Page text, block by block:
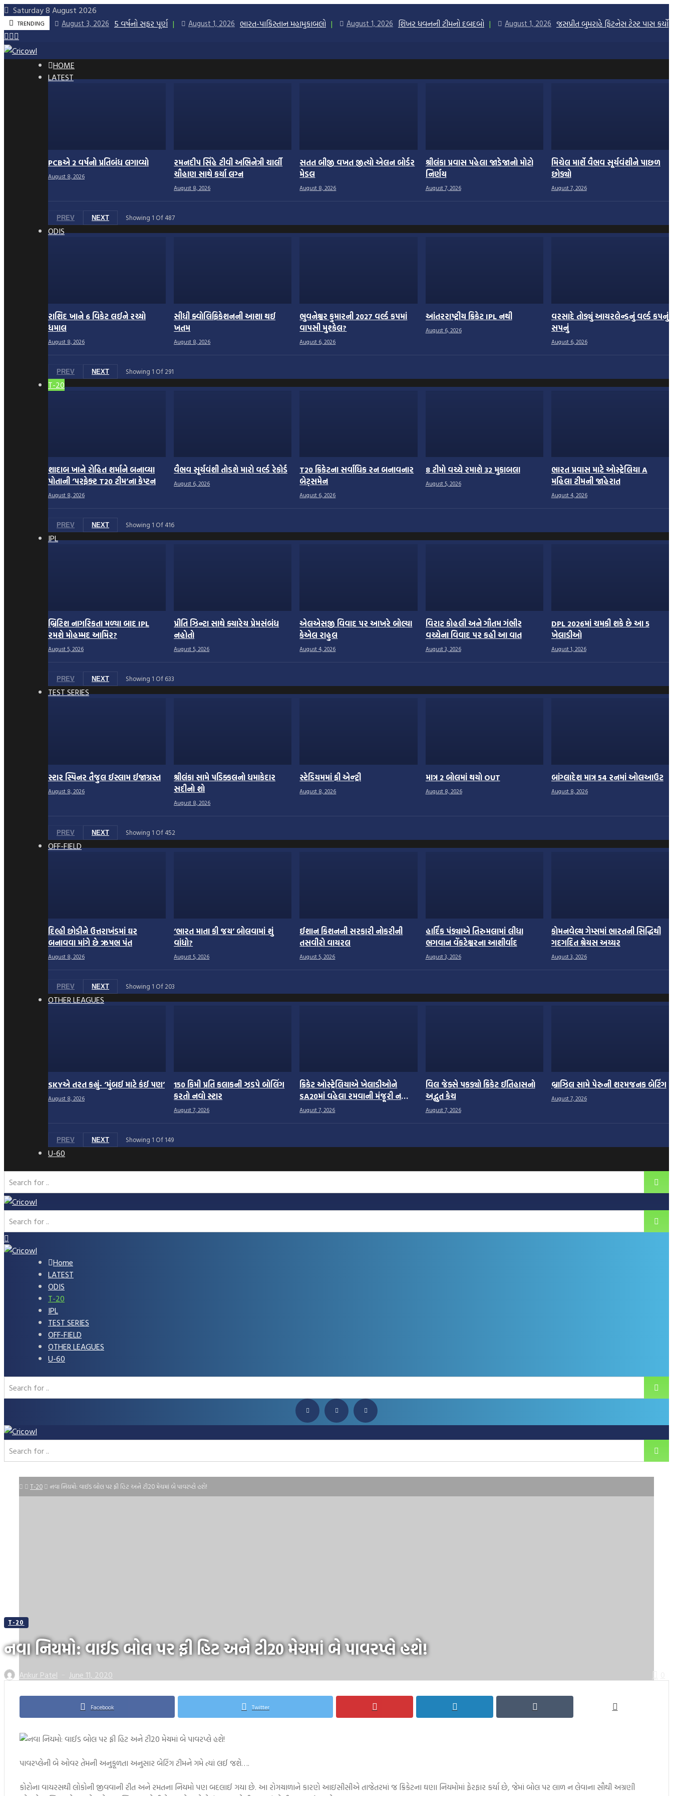
Skip
to
content
Saturday 8 August 2026
TRENDING August 3, 2026 5 વર્ષનો સફર પૂર્ણ August 1, 2026 ભારત-પાકિસ્તાન મહામુકાબલો August 1, 2026 શિખર ધવનની ટીમનો દબદબો August 1, 2026 જસપ્રીત બુમરાહે ફિટનેસ ટેસ્ટ પાસ કર્યો
HOME
LATEST
PCBએ 2 વર્ષનો પ્રતિબંધ લગાવ્યો
August 8, 2026
રમનદીપ સિંહે ટીવી અભિનેત્રી ચાર્લી
ચૌહાણ સાથે કર્યા લગ્ન
August 8, 2026
સતત બીજી વખત જીત્યો એલન બોર્ડર
મેડલ
August 8, 2026
શ્રીલંકા પ્રવાસ પહેલા જાડેજાનો મોટો
નિર્ણય
August 7, 2026
મિચેલ માર્શે વૈભવ સૂર્યવંશીને પાછળ
છોડ્યો
August 7, 2026
PREV NEXT Showing 1 Of 487
ODIS
રાશિદ ખાને 6 વિકેટ લઈને રચ્યો
ધમાલ
August 8, 2026
સીધી ક્વોલિફિકેશનની આશા થઈ
ખતમ
August 8, 2026
ભુવનેશ્વર કુમારની 2027 વર્લ્ડ કપમાં
વાપસી મુશ્કેલ?
August 6, 2026
આંતરરાષ્ટ્રીય ક્રિકેટ IPL નથી
August 6, 2026
વરસાદે તોડ્યું આયરલેન્ડનું વર્લ્ડ કપનું
સપનું
August 6, 2026
PREV NEXT Showing 1 Of 291
T-20
શાદાબ ખાને રોહિત શર્માને બનાવ્યા
પોતાની ‘પરફેક્ટ T20 ટીમ’ના કેપ્ટન
August 8, 2026
વૈભવ સૂર્યવંશી તોડશે મારો વર્લ્ડ રેકોર્ડ
August 6, 2026
T20 ક્રિકેટના સર્વાધિક રન બનાવનાર
બેટ્સમેન
August 6, 2026
8 ટીમો વચ્ચે રમાશે 32 મુકાબલા
August 5, 2026
ભારત પ્રવાસ માટે ઓસ્ટ્રેલિયા A
મહિલા ટીમની જાહેરાત
August 4, 2026
PREV NEXT Showing 1 Of 416
IPL
બ્રિટિશ નાગરિકતા મળ્યા બાદ IPL
રમશે મોહમ્મદ આમિર?
August 5, 2026
પ્રીતિ ઝિન્ટા સાથે ક્યારેય પ્રેમસંબંધ
નહોતો
August 5, 2026
એલએસજી વિવાદ પર આખરે બોલ્યા
કેએલ રાહુલ
August 4, 2026
વિરાટ કોહલી અને ગૌતમ ગંભીર
વચ્ચેના વિવાદ પર કહી આ વાત
August 3, 2026
DPL 2026માં ચમકી શકે છે આ 5
ખેલાડીઓ
August 1, 2026
PREV NEXT Showing 1 Of 633
TEST SERIES
સ્ટાર સ્પિનર તૈજુલ ઈસ્લામ ઈજાગ્રસ્ત
August 8, 2026
શ્રીલંકા સામે પડિક્કલનો ધમાકેદાર
સદીનો શો
August 8, 2026
સ્ટેડિયમમાં ફ્રી એન્ટ્રી
August 8, 2026
માત્ર 2 બોલમાં થયો OUT
August 8, 2026
બાંગ્લાદેશ માત્ર 54 રનમાં ઓલઆઉટ
August 8, 2026
PREV NEXT Showing 1 Of 452
OFF-FIELD
દિલ્હી છોડીને ઉત્તરાખંડમાં ઘર
બનાવવા માંગે છે ઋષભ પંત
August 8, 2026
‘ભારત માતા કી જય’ બોલવામાં શું
વાંધો?
August 5, 2026
ઈશાન કિશનની સરકારી નોકરીની
તસવીરો વાયરલ
August 5, 2026
હાર્દિક પંડ્યાએ તિરુમલામાં લીધા
ભગવાન વેંકટેશ્વરના આશીર્વાદ
August 3, 2026
કોમનવેલ્થ ગેમ્સમાં ભારતની સિદ્ધિથી
ગદગદિત શ્રેયસ અય્યર
August 3, 2026
PREV NEXT Showing 1 Of 203
OTHER LEAGUES
SKYએ તરત કહ્યું- ‘મુંબઈ માટે કંઈ પણ’
August 8, 2026
150 કિમી પ્રતિ કલાકની ઝડપે બોલિંગ
કરતો નવો સ્ટાર
August 7, 2026
ક્રિકેટ ઓસ્ટ્રેલિયાએ ખેલાડીઓને
SA20માં વહેલા રમવાની મંજૂરી ન
આપી
August 7, 2026
વિલ જેક્સે પકડ્યો ક્રિકેટ ઈતિહાસનો
અદ્ભુત કેચ
August 7, 2026
બ્રાઝિલ સામે પેરુની શરમજનક બેટિંગ
August 7, 2026
PREV NEXT Showing 1 Of 149
U-60
Home
LATEST
ODIS
T-20
IPL
TEST SERIES
OFF-FIELD
OTHER LEAGUES
U-60
T-20 નવા નિયમો: વાઈડ બોલ પર ફ્રી હિટ અને ટી20 મેચમાં બે પાવરપ્લે હશે!
T-20
નવા નિયમો: વાઈડ બોલ પર ફ્રી હિટ અને ટી20 મેચમાં બે પાવરપ્લે હશે!
Ankur Patel June 11, 2020
Facebook Twitter
પાવરપ્લેની બે ઓવર તેમની અનુકૂળતા અનુસાર બેટિંગ ટીમને ગમે ત્યાં લઈ જશે….
કોરોના વાયરસથી લોકોની જીવવાની રીત અને રમતના નિયમો પણ બદલાઈ ગયા છે. આ રોગચાળાને કારણે આઇસીસીએ તાજેતરમાં જ ક્રિકેટના ઘણા નિયમોમાં ફેરફાર કર્યા છે, જેમાં બોલ પર લાળ ન લેવાના સૌથી અગ્રણી